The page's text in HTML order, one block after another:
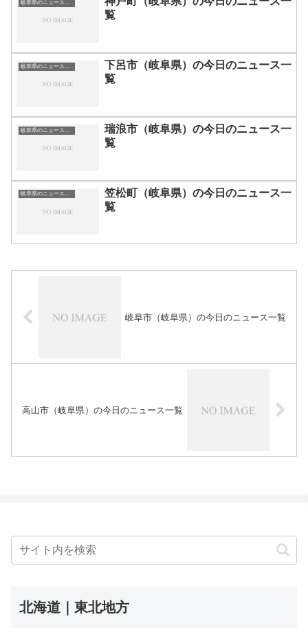
覧
下呂市（岐阜県）の今日のニュース一
覧
瑞浪市（岐阜県）の今日のニュース一
覧
岐阜県のニュース一覧
笠松町（岐阜県）の今日のニュース一
覧
岐阜市（岐阜県）の今日のニュース一覧
高山市（岐阜県）の今日のニュース一覧
北海道｜東北地方